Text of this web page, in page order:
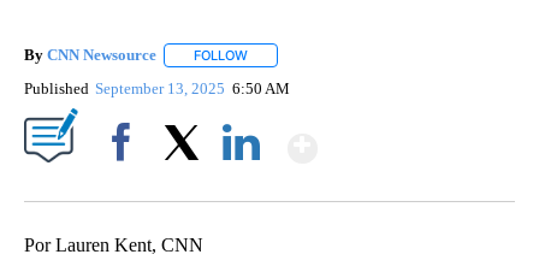
By CNN Newsource FOLLOW
Published September 13, 2025 6:50 AM
Por Lauren Kent, CNN